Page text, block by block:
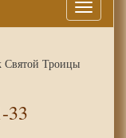
Меню
Святой Троицы
33